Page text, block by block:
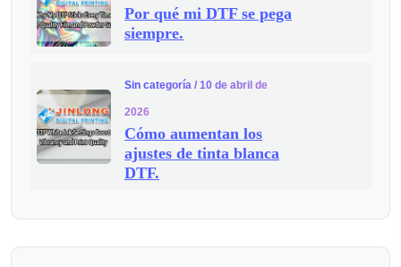
Por qué mi DTF se pega
siempre.
Sin categoría / 10 de abril de
2026
Cómo aumentan los
ajustes de tinta blanca
DTF.